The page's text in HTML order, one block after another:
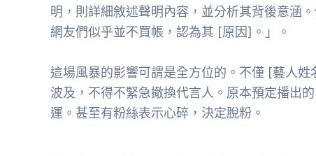
明，則詳細敘述聲明內容，並分析其背後意涵
網友們似乎並不買帳，認為其 [原因]。」。
這場風暴的影響可謂是全方位的。不僅 [藝人
波及，不得不緊急撤換代言人。原本預定播出
運。甚至有粉絲表示心碎，決定脫粉。